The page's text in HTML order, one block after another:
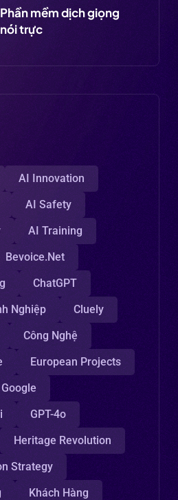
Phần mềm dịch giọng
nói trực
AI Innovation
AI Safety
AI Training
Bevoice.net
ChatGPT
Nghiệp
Cluely
Công Nghệ
European Projects
Google
GPT-4o
Heritage Revolution
Strategy
Khách Hàng